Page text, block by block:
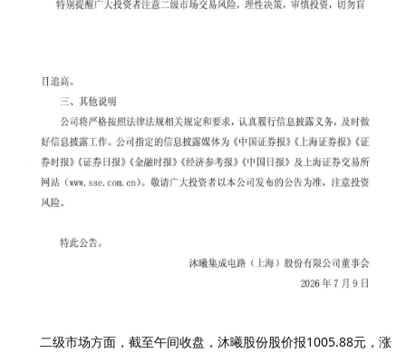
二级市场方面，截至午间收盘，沐曦股份股价报1005.88元，涨